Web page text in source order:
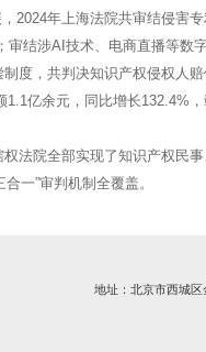
2024年上海法院共审结侵害
结涉AI技术、电商直播等数
度，共判决知识产权侵权人
1.1亿余元，同比增长132.4%
法院全部实现了知识产权民事
一”审判机制全覆盖。
地址：北京市西城